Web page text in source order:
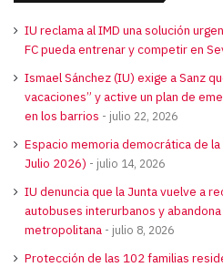
IU reclama al IMD una solución
FC pueda entrenar y competir en
Ismael Sánchez (IU) exige a Sanz
vacaciones” y active un plan de
en los barrios
julio 22, 2026
Espacio memoria democrática de
Julio 2026)
julio 14, 2026
IU denuncia que la Junta vuelve a
autobuses interurbanos y
metropolitana
julio 8, 2026
Protección de las 102 familias